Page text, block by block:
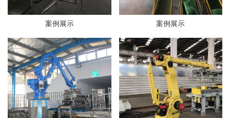
案例展示 案例展示